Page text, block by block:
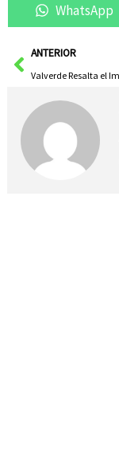
WhatsApp
AntANTERIOR